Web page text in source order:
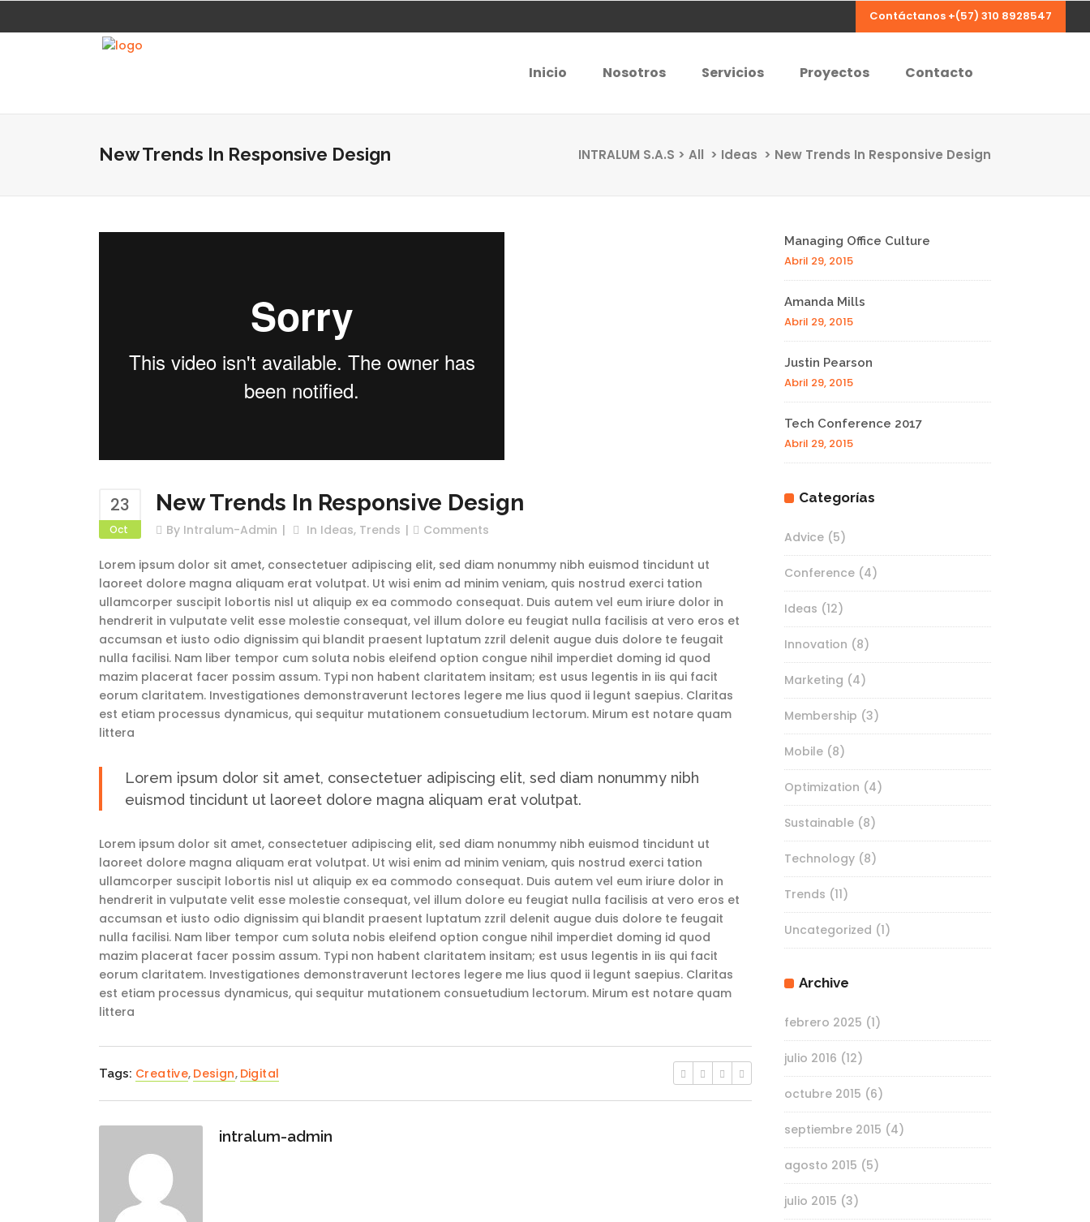
Contáctanos +(57) 310 8928547
Inicio Nosotros Servicios Proyectos Contacto
New Trends In Responsive Design INTRALUM S.A.S > All > Ideas > New Trends In Responsive Design
23
Oct
New Trends In Responsive Design
By Intralum-Admin In Ideas, Trends Comments
Lorem ipsum dolor sit amet, consectetuer adipiscing elit, sed diam nonummy nibh euismod tincidunt ut
laoreet dolore magna aliquam erat volutpat. Ut wisi enim ad minim veniam, quis nostrud exerci tation
ullamcorper suscipit lobortis nisl ut aliquip ex ea commodo consequat. Duis autem vel eum iriure dolor in
hendrerit in vulputate velit esse molestie consequat, vel illum dolore eu feugiat nulla facilisis at vero eros et
accumsan et iusto odio dignissim qui blandit praesent luptatum zzril delenit augue duis dolore te feugait
nulla facilisi. Nam liber tempor cum soluta nobis eleifend option congue nihil imperdiet doming id quod
mazim placerat facer possim assum. Typi non habent claritatem insitam; est usus legentis in iis qui facit
eorum claritatem. Investigationes demonstraverunt lectores legere me lius quod ii legunt saepius. Claritas
est etiam processus dynamicus, qui sequitur mutationem consuetudium lectorum. Mirum est notare quam
littera
Lorem ipsum dolor sit amet, consectetuer adipiscing elit, sed diam nonummy nibh
euismod tincidunt ut laoreet dolore magna aliquam erat volutpat.
Lorem ipsum dolor sit amet, consectetuer adipiscing elit, sed diam nonummy nibh euismod tincidunt ut
laoreet dolore magna aliquam erat volutpat. Ut wisi enim ad minim veniam, quis nostrud exerci tation
ullamcorper suscipit lobortis nisl ut aliquip ex ea commodo consequat. Duis autem vel eum iriure dolor in
hendrerit in vulputate velit esse molestie consequat, vel illum dolore eu feugiat nulla facilisis at vero eros et
accumsan et iusto odio dignissim qui blandit praesent luptatum zzril delenit augue duis dolore te feugait
nulla facilisi. Nam liber tempor cum soluta nobis eleifend option congue nihil imperdiet doming id quod
mazim placerat facer possim assum. Typi non habent claritatem insitam; est usus legentis in iis qui facit
eorum claritatem. Investigationes demonstraverunt lectores legere me lius quod ii legunt saepius. Claritas
est etiam processus dynamicus, qui sequitur mutationem consuetudium lectorum. Mirum est notare quam
littera
Tags: Creative, Design, Digital
intralum-admin
Managing Office Culture
Abril 29, 2015
Amanda Mills
Abril 29, 2015
Justin Pearson
Abril 29, 2015
Tech Conference 2017
Abril 29, 2015
Categorías
Advice (5)
Conference (4)
Ideas (12)
Innovation (8)
Marketing (4)
Membership (3)
Mobile (8)
Optimization (4)
Sustainable (8)
Technology (8)
Trends (11)
Uncategorized (1)
Archive
febrero 2025 (1)
julio 2016 (12)
octubre 2015 (6)
septiembre 2015 (4)
agosto 2015 (5)
julio 2015 (3)